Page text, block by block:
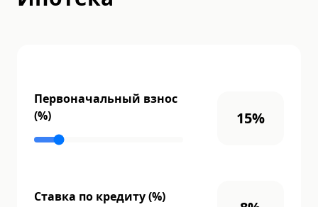
Первоначальный взнос
(%)
15%
Ставка по кредиту (%)